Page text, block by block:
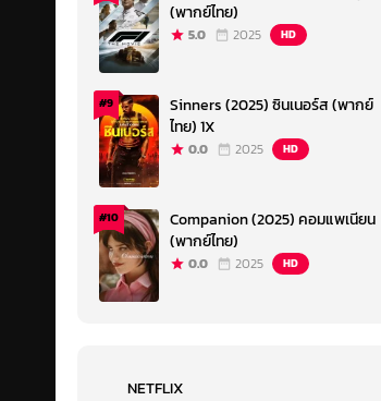
(พากย์ไทย)
5.0 2025 HD
#9
Sinners (2025) ซินเนอร์ส (พากย์
ไทย) 1X
0.0 2025 HD
#10
Companion (2025) คอมแพเนียน
(พากย์ไทย)
0.0 2025 HD
NETFLIX